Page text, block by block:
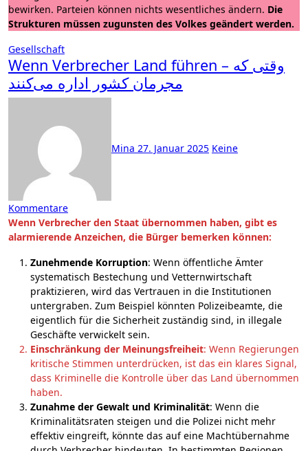
bewirken. Parteien können nichts wesentliches ändern. Die
Strukturen müssen zugunsten des Volkes geändert werden.
Gesellschaft
Wenn Verbrecher Land führen – وقتی که
مجرمان کشور اداره می‌کنند
Mina 27. Januar 2025 Keine
Kommentare
Wenn Verbrecher den Staat übernommen haben, gibt es
alarmierende Anzeichen, die Bürger bemerken können:
Zunehmende Korruption: Wenn öffentliche Ämter
systematisch Bestechung und Vetternwirtschaft
praktizieren, wird das Vertrauen in die Institutionen
untergraben. Zum Beispiel könnten Polizeibeamte, die
eigentlich für die Sicherheit zuständig sind, in illegale
Geschäfte verwickelt sein.
Einschränkung der Meinungsfreiheit: Wenn Regierungen
kritische Stimmen unterdrücken, ist das ein klares Signal,
dass Kriminelle die Kontrolle über das Land übernommen
haben.
Zunahme der Gewalt und Kriminalität: Wenn die
Kriminalitätsraten steigen und die Polizei nicht mehr
effektiv eingreift, könnte das auf eine Machtübernahme